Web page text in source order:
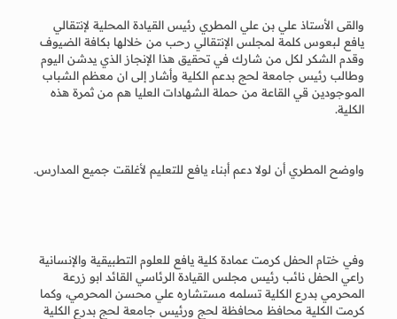
والقى الأستاذ علي بن علي المطري رئيس القيادة المحلية لإنتقالي
يافع لبعوس كلمة لمجلس الإنتقالي رحب من خلالها بكافة الضيوف
وقدم الشكر لكل من شارك في تحقيق هذا الإنجاز الذي يدشن اليوم
وطالب رئيس جامعة لحج بدعم الكلية وأشار إلى ان معظم الشباب
الموجودين قي القاعة من حملة الشهادات العليا هم من ثمرة هذه
الكلية.
واوضح المطري أن لولا دعم أبناء يافع للتعليم لأغلقت جميع المدارس.
وفي ختام الحفل كرمت عمادة كلية يافع للعلوم التطبيقية والإنسانية
راعي الحفل نائب رئيس مجلس القيادة الرئاسي القائد ابو زرعة
المحرمي بدرع الكلية تسلمه مستشاره علي محسن المحرمي، وكما
كرمت الكلية محافظ محافظة لحج ورئيس جامعة لحج بدرع الكلية